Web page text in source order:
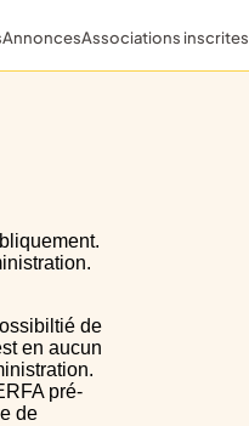
AnnoncesAssociations inscrites
de
en aucun
pré-
de